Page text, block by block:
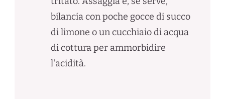
bilancia con poche gocce di succo
di limone o un cucchiaio di acqua
di cottura per ammorbidire
l'acidità.